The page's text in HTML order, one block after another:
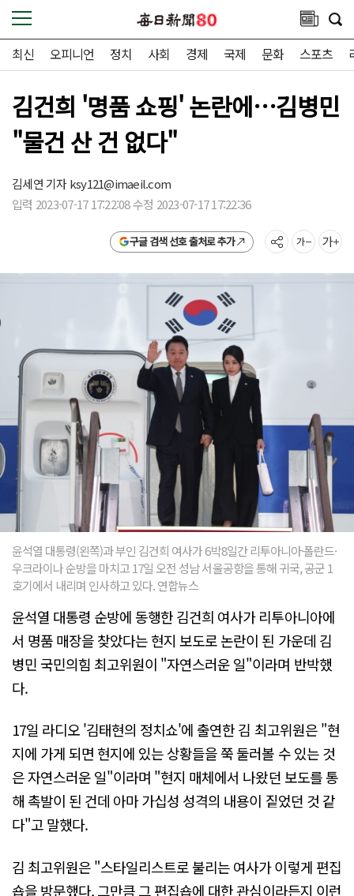
최신 오피니언 정치 사회 경제 국제 문화 스포츠
김건희 '명품 쇼핑' 논란에…김병민
"물건 산 건 없다"
김세연 기자ksy121@imaeil.com
입력 2023-07-17 17:22:08 수정 2023-07-17 17:22:36
구글 검색 선호 출처로 추가
윤석열 대통령(왼쪽)과 부인 김건희 여사가 6박8일간 리투아니아·폴란드·
우크라이나 순방을 마치고 17일 오전 성남 서울공항을 통해 귀국, 공군 1
호기에서 내리며 인사하고 있다. 연합뉴스
윤석열 대통령 순방에 동행한 김건희 여사가 리투아니아에
서 명품 매장을 찾았다는 현지 보도로 논란이 된 가운데 김
병민 국민의힘 최고위원이 "자연스러운 일"이라며 반박했
다.
17일 라디오 '김태현의 정치쇼'에 출연한 김 최고위원은 "현
지에 가게 되면 현지에 있는 상황들을 쭉 둘러볼 수 있는 것
은 자연스러운 일"이라며 "현지 매체에서 나왔던 보도를 통
해 촉발이 된 건데 아마 가십성 성격의 내용이 짙었던 것 같
다"고 말했다.
김 최고위원은 "스타일리스트로 불리는 여사가 이렇게 편집
숍을 방문했다, 그만큼 그 편집숍에 대한 관심이라든지 이런